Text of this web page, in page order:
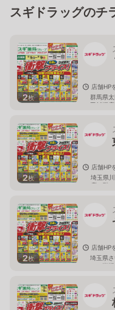
スギドラッグのチ
2枚
店舗HP
群馬県
田飯塚店
2枚
店舗HP
埼玉県
店２階
2枚
店舗HP
埼玉県
コー岩